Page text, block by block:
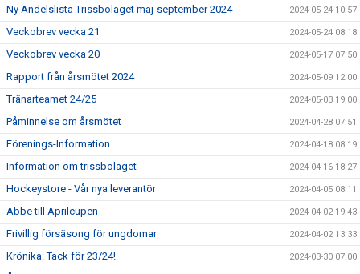
Ny Andelslista Trissbolaget maj-september 2024 2024-05-24 10:57
Veckobrev vecka 21 2024-05-24 08:18
Veckobrev vecka 20 2024-05-17 07:50
Rapport från årsmötet 2024 2024-05-09 12:00
Tränarteamet 24/25 2024-05-03 19:00
Påminnelse om årsmötet 2024-04-28 07:51
Förenings-Information 2024-04-18 08:19
Information om trissbolaget 2024-04-16 18:27
Hockeystore - Vår nya leverantör 2024-04-05 08:11
Abbe till Aprilcupen 2024-04-02 19:43
Frivillig försäsong för ungdomar 2024-04-02 13:33
Krönika: Tack för 23/24! 2024-03-30 07:00